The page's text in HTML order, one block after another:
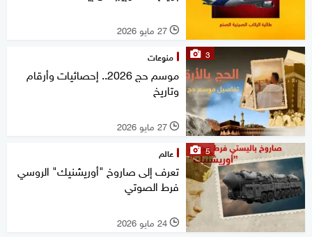
l 27 مايو 2026
3 منوعات
موسم حج 2026.. إحصائيات وأرقام
وتاريخ
l 27 مايو 2026
5 عالم
تعرف إلى صاروخ "أوريشنيك" الروسي
فرط الصوتي
l 24 مايو 2026